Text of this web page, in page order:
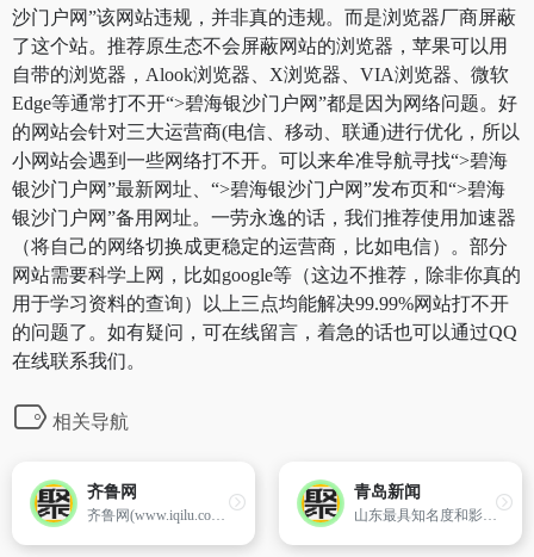
沙门户网”该网站违规，并非真的违规。而是浏览器厂商屏蔽
了这个站。推荐原生态不会屏蔽网站的浏览器，苹果可以用
自带的浏览器，Alook浏览器、X浏览器、VIA浏览器、微软
Edge等通常打不开“>碧海银沙门户网”都是因为网络问题。好
的网站会针对三大运营商(电信、移动、联通)进行优化，所以
小网站会遇到一些网络打不开。可以来牟准导航寻找“>碧海
银沙门户网”最新网址、“>碧海银沙门户网”发布页和“>碧海
银沙门户网”备用网址。一劳永逸的话，我们推荐使用加速器
（将自己的网络切换成更稳定的运营商，比如电信）。部分
网站需要科学上网，比如google等（这边不推荐，除非你真的
用于学习资料的查询）以上三点均能解决99.99%网站打不开
的问题了。如有疑问，可在线留言，着急的话也可以通过QQ
在线联系我们。
相关导航
齐鲁网
齐鲁网(www.iqilu.com),是山东电视台主办的山东重点新闻网站、山东第一视频门户,并致力于打造天下山东人第一网上精神家园、山东第一开放互动社区、山东第一民生服务平台、山东第一网络营销媒介。齐鲁网以“品位,价值,影响力”为追求,以“齐鲁、民生、视频、互动、原创、服务”为特色,精心培植“老乡、民生、山东网络电视台、齐鲁社区”等品牌栏目。上齐鲁网,...
青岛新闻
山东最具知名度和影响力的门户网站,网站下设新闻、社区、微博及房产、汽车、财经、健康、消费、旅游、美食、教育、育儿、女性、婚嫁、商城等12大专业频道,其中青青岛社区为目前山东最大的地方论坛。